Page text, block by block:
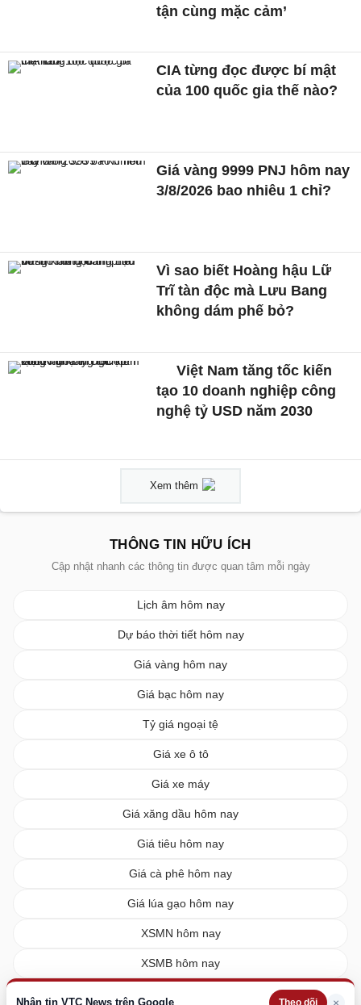
Nhận tin VTC News trên Google Theo dõi
tận cùng mặc cảm’
CIA từng đọc được bí mật
của 100 quốc gia thế nào?
Giá vàng 9999 PNJ hôm nay
3/8/2026 bao nhiêu 1 chỉ?
Vì sao biết Hoàng hậu Lữ
Trĩ tàn độc mà Lưu Bang
không dám phế bỏ?
Việt Nam tăng tốc kiến
tạo 10 doanh nghiệp công
nghệ tỷ USD năm 2030
Xem thêm
THÔNG TIN HỮU ÍCH
Cập nhật nhanh các thông tin được quan tâm mỗi ngày
Lịch âm hôm nay
Dự báo thời tiết hôm nay
Giá vàng hôm nay
Giá bạc hôm nay
Tỷ giá ngoại tệ
Giá xe ô tô
Giá xe máy
Giá xăng dầu hôm nay
Giá tiêu hôm nay
Giá cà phê hôm nay
Giá lúa gạo hôm nay
XSMN hôm nay
XSMB hôm nay